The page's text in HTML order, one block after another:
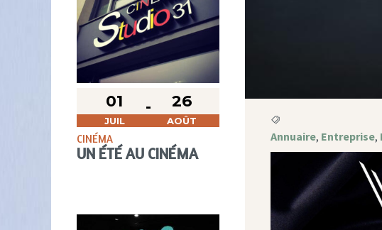
01
JUIL
26
AOÛT
CINÉMA
UN ÉTÉ AU CINÉMA
Annuaire, Entreprise,